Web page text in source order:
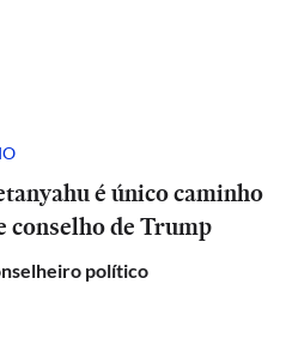
é único caminho
conselho de Trump
político